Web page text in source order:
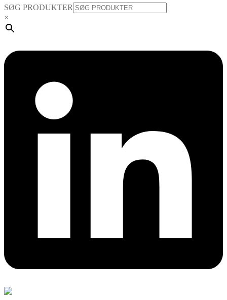
SØG PRODUKTER
×